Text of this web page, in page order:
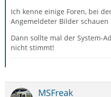
Ich kenne einige Foren, bei
Angemeldeter Bilder schauen
Dann sollte mal der System-
nicht stimmt!
MSFreak